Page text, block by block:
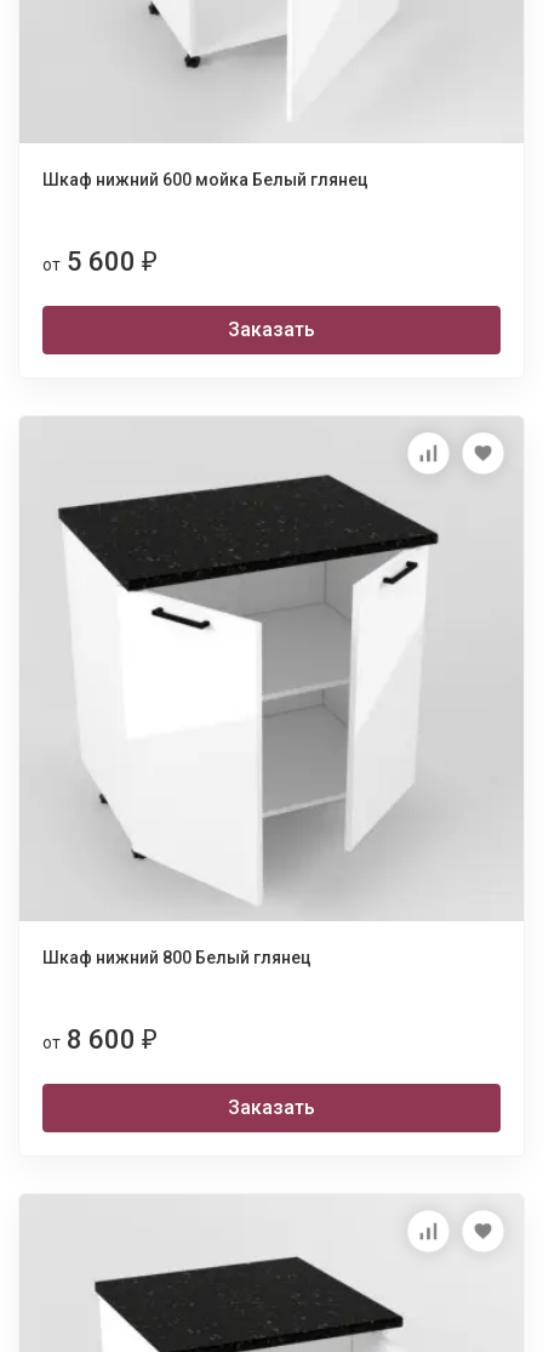
Шкаф нижний 600 мойка Белый глянец
от 5 600 ₽
Заказать
Шкаф нижний 800 Белый глянец
от 8 600 ₽
Заказать